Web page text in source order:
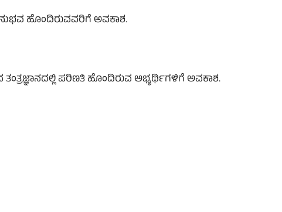
ಹೊಂದಿರುವವರಿಗೆ ಅವಕಾಶ.
ತಂತ್ರಜ್ಞಾನದಲ್ಲಿ ಪರಿಣತಿ ಹೊಂದಿರುವ ಅಭ್ಯರ್ಥಿಗಳಿಗೆ ಅವಕಾಶ.